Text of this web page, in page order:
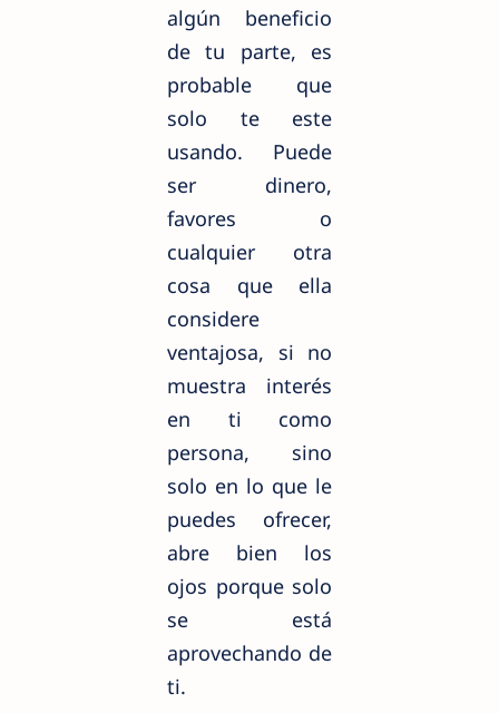
algún beneficio
de tu parte, es
probable que
solo te este
usando. Puede
ser dinero,
favores o
cualquier otra
cosa que ella
considere
ventajosa, si no
muestra interés
en ti como
persona, sino
solo en lo que le
puedes ofrecer,
abre bien los
ojos porque solo
se está
aprovechando de
ti.